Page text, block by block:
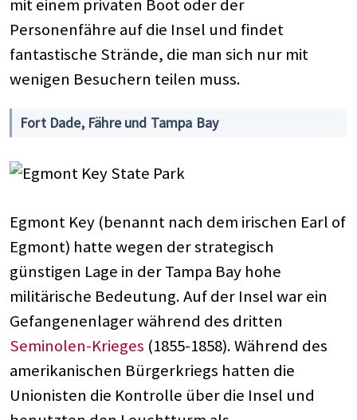
mit einem privaten Boot oder der
Personenfähre auf die Insel und findet
fantastische Strände, die man sich nur mit
wenigen Besuchern teilen muss.
Fort Dade, Fähre und Tampa Bay
Egmont Key (benannt nach dem irischen Earl of
Egmont) hatte wegen der strategisch
günstigen Lage in der Tampa Bay hohe
militärische Bedeutung. Auf der Insel war ein
Gefangenenlager während des dritten
Seminolen-Krieges (1855-1858). Während des
amerikanischen Bürgerkriegs hatten die
Unionisten die Kontrolle über die Insel und